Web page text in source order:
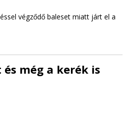
végződő baleset miatt járt el a
még a kerék is